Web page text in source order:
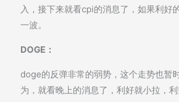
入，接下来就看cpi的消息了，如果利好
一波。
DOGE：
doge的反弹非常的弱势，这个走势也暂
为，就看晚上的消息了，利好就小拉，利